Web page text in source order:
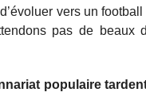
vers un
pas de
populaire